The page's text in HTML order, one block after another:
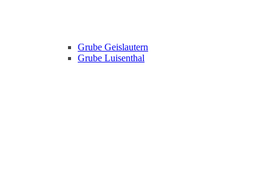
Grube Geislautern
Grube Luisenthal